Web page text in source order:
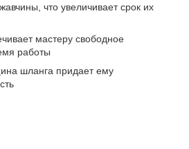
что увеличивает срок их
мастеру свободное
работы
шланга придает ему